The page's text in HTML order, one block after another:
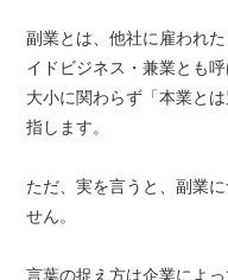
副業とは、他社に雇われ
イドビジネス・兼業とも
大小に関わらず「本業と
指します。
ただ、実を言うと、副業
せん。
言葉の捉え方は企業によ